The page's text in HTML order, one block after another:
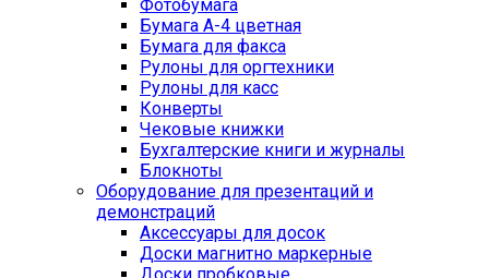
Фотобумага
Бумага А-4 цветная
Бумага для факса
Рулоны для оргтехники
Рулоны для касс
Конверты
Чековые книжки
Бухгалтерские книги и журналы
Блокноты
Оборудование для презентаций и
демонстраций
Аксессуары для досок
Доски магнитно маркерные